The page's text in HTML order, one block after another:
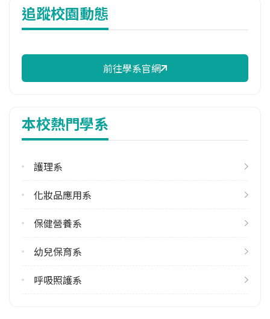
8,130 元/學期
學系電話
嘉義縣朴子市仁和里1鄰嘉朴路西段2號
追蹤校園動態
前往學系官網
本校熱門學系
護理系
化妝品應用系
保健營養系
幼兒保育系
呼吸照護系